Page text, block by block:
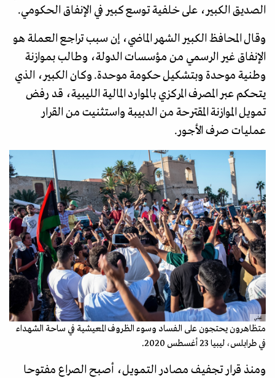
الصديق الكبير، على خلفية توسع كبير في الإنفاق الحكومي.
وقال المحافظ الكبير الشهر الماضي، إن سبب تراجع العملة هو
الإنفاق غير الرسمي من مؤسسات الدولة، وطالب بموازنة
وطنية موحدة وبتشكيل حكومة موحدة. وكان الكبير، الذي
يتحكم عبر المصرف المركزي بالموارد المالية الليبية، قد رفض
تمويل الموازنة المقترحة من الدبيبة واستثنيت من القرار
عمليات صرف الأجور.
غيتي
متظاهرون يحتجون على الفساد وسوء الظروف المعيشية في ساحة الشهداء
في طرابلس، ليبيا 23 أغسطس 2020.
ومنذ قرار تجفيف مصادر التمويل، أصبح الصراع مفتوحا